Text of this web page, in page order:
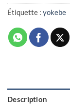
Étiquette : yokebe
Description